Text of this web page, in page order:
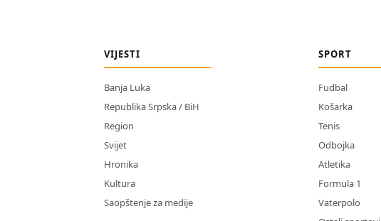
VIJESTI
Banja Luka
Republika Srpska / BiH
Region
Svijet
Hronika
Kultura
Saopštenje za medije
SPORT
Fudbal
Košarka
Tenis
Odbojka
Atletika
Formula 1
Vaterpolo